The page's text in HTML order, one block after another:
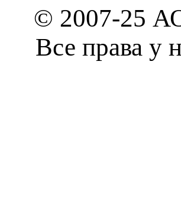
© 2007-25
Все права у